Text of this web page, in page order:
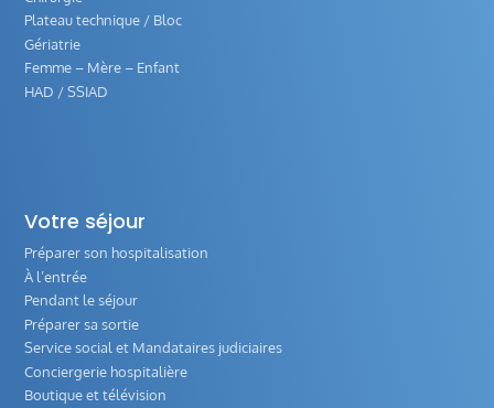
Plateau technique / Bloc
Gériatrie
Femme – Mère – Enfant
HAD / SSIAD
Votre séjour
Préparer son hospitalisation
À l’entrée
Pendant le séjour
Préparer sa sortie
Service social et Mandataires judiciaires
Conciergerie hospitalière
Boutique et télévision